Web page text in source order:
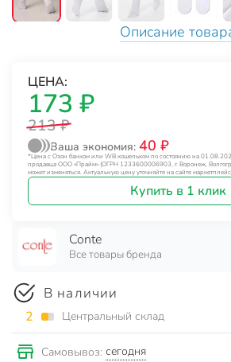
Описание
ЦЕНА:
173 ₽
213 ₽
Ваша экономия: 40 ₽
*Цена с Озон банком или WB кошельком по состоянию на
продавца ООО «Прайм» (ОГРН 1233600006903, г. Воронеж,
может изменяться. Актуальную цену уточняйте на сайте
Купить в 1 клик
Conte
Все товары бренда
В наличии
2 Центральный склад
Самовывоз: сегодня